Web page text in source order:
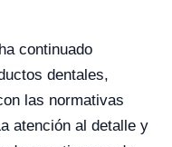
continuado
dentales,
las normativas
atención al detalle y